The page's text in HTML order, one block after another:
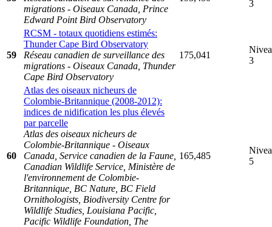
migrations - Oiseaux Canada, Prince
Edward Point Bird Observatory
3
59
RCSM - totaux quotidiens estimés:
Thunder Cape Bird Observatory
Réseau canadien de surveillance des
migrations - Oiseaux Canada, Thunder
Cape Bird Observatory
175,041
3
60
Atlas des oiseaux nicheurs de
Colombie-Britannique (2008-2012):
indices de nidification les plus élevés
par parcelle
Atlas des oiseaux nicheurs de
Colombie-Britannique - Oiseaux
Canada, Service canadien de la Faune,
Canadian Wildlife Service, Ministère de
l'environnement de Colombie-
Britannique, BC Nature, BC Field
Ornithologists, Biodiversity Centre for
Wildlife Studies, Louisiana Pacific,
Pacific Wildlife Foundation, The
165,485
5